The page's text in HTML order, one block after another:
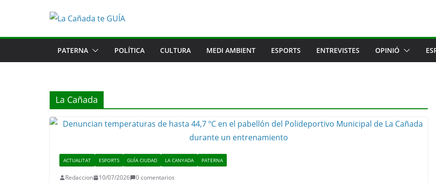
PATERNA POLÍTICA CULTURA MEDI AMBIENT ESPORTS ENTREVISTES OPINIÓ
La Cañada
ACTUALITAT ESPORTS GUÍA CIUDAD LA CANYADA PATERNA
Redaccion 10/07/2026
0 comentarios